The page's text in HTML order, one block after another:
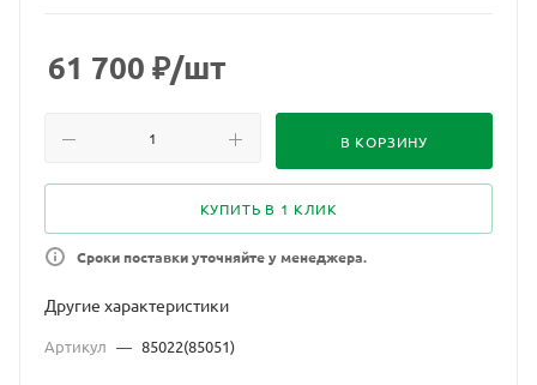
61 700 ₽/шт
В КОРЗИНУ
КУПИТЬ В 1 КЛИК
Сроки поставки уточняйте у менеджера.
Другие характеристики
Артикул — 85022(85051)